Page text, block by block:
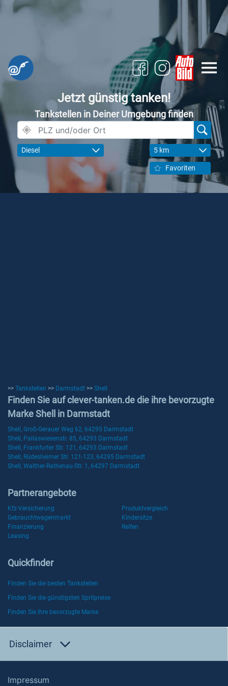
Jetzt günstig tanken!
Tankstellen in Deiner Umgebung finden
Diesel 5 km
Favoriten
>> Tankstellen >> Darmstadt >> Shell
Finden Sie auf clever-tanken.de die ihre bevorzugte
Marke Shell in Darmstadt
Shell, Groß-Gerauer Weg 62, 64295 Darmstadt
Shell, Pallaswiesenstr. 85, 64293 Darmstadt
Shell, Frankfurter Str. 121, 64293 Darmstadt
Shell, Rüdesheimer Str. 121-123, 64295 Darmstadt
Shell, Walther-Rathenau-Str. 1, 64297 Darmstadt
Partnerangebote
Kfz-Versicherung
Produktvergleich
Gebrauchtwagenmarkt
Kindersitze
Finanzierung
Reifen
Leasing
Quickfinder
Finden Sie die besten Tankstellen
Finden Sie die günstigsten Spritpreise
Finden Sie Ihre bevorzugte Marke
Disclaimer
Impressum